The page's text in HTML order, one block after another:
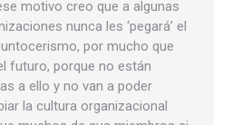
motivo creo que a algunas
nunca les ‘pegará’ el
por mucho que
futuro, porque no están
a ello y no van a poder
la cultura organizacional